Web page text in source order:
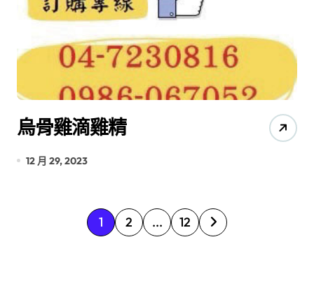
烏骨雞滴雞精
12 月 29, 2023
文
1 2 ... 12